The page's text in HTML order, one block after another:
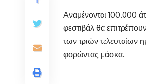
Αναμένονται 100.000
φεστιβάλ θα
των τριών τελευταίων
φορώντας μάσκα.